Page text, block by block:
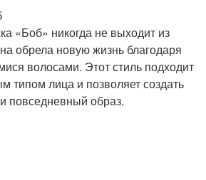
«Боб» никогда не выходит из
обрела новую жизнь благодаря
волосами. Этот стиль подходит
типом лица и позволяет создать
повседневный образ.